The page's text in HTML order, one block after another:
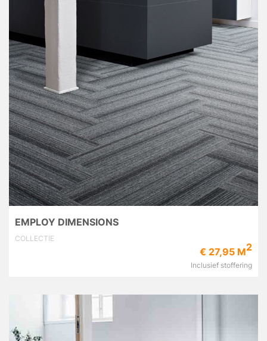
EMPLOY DIMENSIONS
COLLECTIE
€ 27,95 M2
Inclusief stoffering